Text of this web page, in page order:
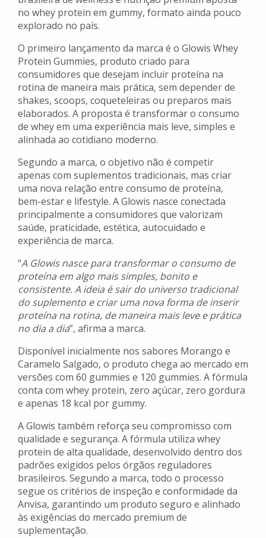
no whey protein em gummy, formato ainda pouco
explorado no país.
O primeiro lançamento da marca é o Glowis Whey
Protein Gummies, produto criado para
consumidores que desejam incluir proteína na
rotina de maneira mais prática, sem depender de
shakes, scoops, coqueteleiras ou preparos mais
elaborados. A proposta é transformar o consumo
de whey em uma experiência mais leve, simples e
alinhada ao cotidiano moderno.
Segundo a marca, o objetivo não é competir
apenas com suplementos tradicionais, mas criar
uma nova relação entre consumo de proteína,
bem-estar e lifestyle. A Glowis nasce conectada
principalmente a consumidores que valorizam
saúde, praticidade, estética, autocuidado e
experiência de marca.
“A Glowis nasce para transformar o consumo de
proteína em algo mais simples, bonito e
consistente. A ideia é sair do universo tradicional
do suplemento e criar uma nova forma de inserir
proteína na rotina, de maneira mais leve e prática
no dia a dia”, afirma a marca.
Disponível inicialmente nos sabores Morango e
Caramelo Salgado, o produto chega ao mercado em
versões com 60 gummies e 120 gummies. A fórmula
conta com whey protein, zero açúcar, zero gordura
e apenas 18 kcal por gummy.
A Glowis também reforça seu compromisso com
qualidade e segurança. A fórmula utiliza whey
protein de alta qualidade, desenvolvido dentro dos
padrões exigidos pelos órgãos reguladores
brasileiros. Segundo a marca, todo o processo
segue os critérios de inspeção e conformidade da
Anvisa, garantindo um produto seguro e alinhado
às exigências do mercado premium de
suplementação.